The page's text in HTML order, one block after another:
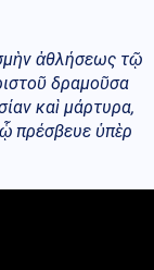
ἀθλήσεως τῷ
δραμοῦσα
καὶ μάρτυρα,
πρέσβευε ὑπὲρ